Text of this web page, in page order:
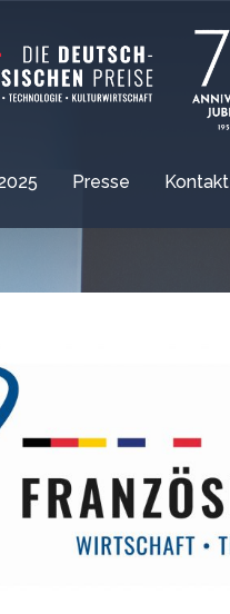
Presse Kontakt